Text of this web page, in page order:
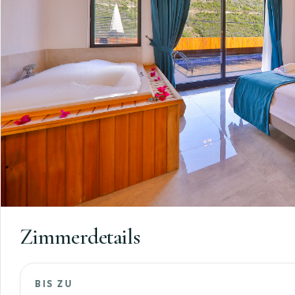
Zimmerdetails
BIS ZU